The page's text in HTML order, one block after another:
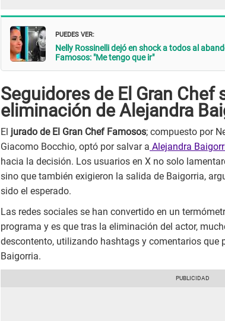
PUEDES VER:
Nelly Rossinelli dejó en shock a todos al
Famosos: "Me tengo que ir"
Seguidores de El Gran Chef
eliminación de Alejandra
El jurado de El Gran Chef Famosos; compuesto por
Giacomo Bocchio, optó por salvar a Alejandra
hacia la decisión. Los usuarios en X no solo
sino que también exigieron la salida de Baigorria,
sido el esperado.
Las redes sociales se han convertido en un
programa y es que tras la eliminación del actor,
descontento, utilizando hashtags y comentarios que
Baigorria.